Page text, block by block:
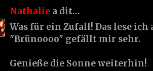
Nathalie a dit…
Was für ein Zufall! Das lese ich
"Brünoooo" gefällt mir sehr.
Genieße die Sonne weiterhin!